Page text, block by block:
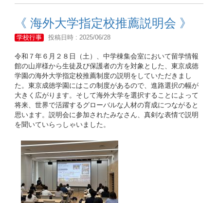
《 海外大学指定校推薦説明会 》
学校行事 投稿日時 : 2025/06/28
令和７年６月２８日（土）、中学棟集会室において留学情報
館の山岸様から生徒及び保護者の方を対象とした、東京成徳
学園の海外大学指定校推薦制度の説明をしていただきまし
た。東京成徳学園にはこの制度があるので、進路選択の幅が
大きく広がります。そして海外大学を選択することによって
将来、世界で活躍するグローバルな人材の育成につながると
思います。説明会に参加されたみなさん、真剣な表情で説明
を聞いていらっしゃいました。